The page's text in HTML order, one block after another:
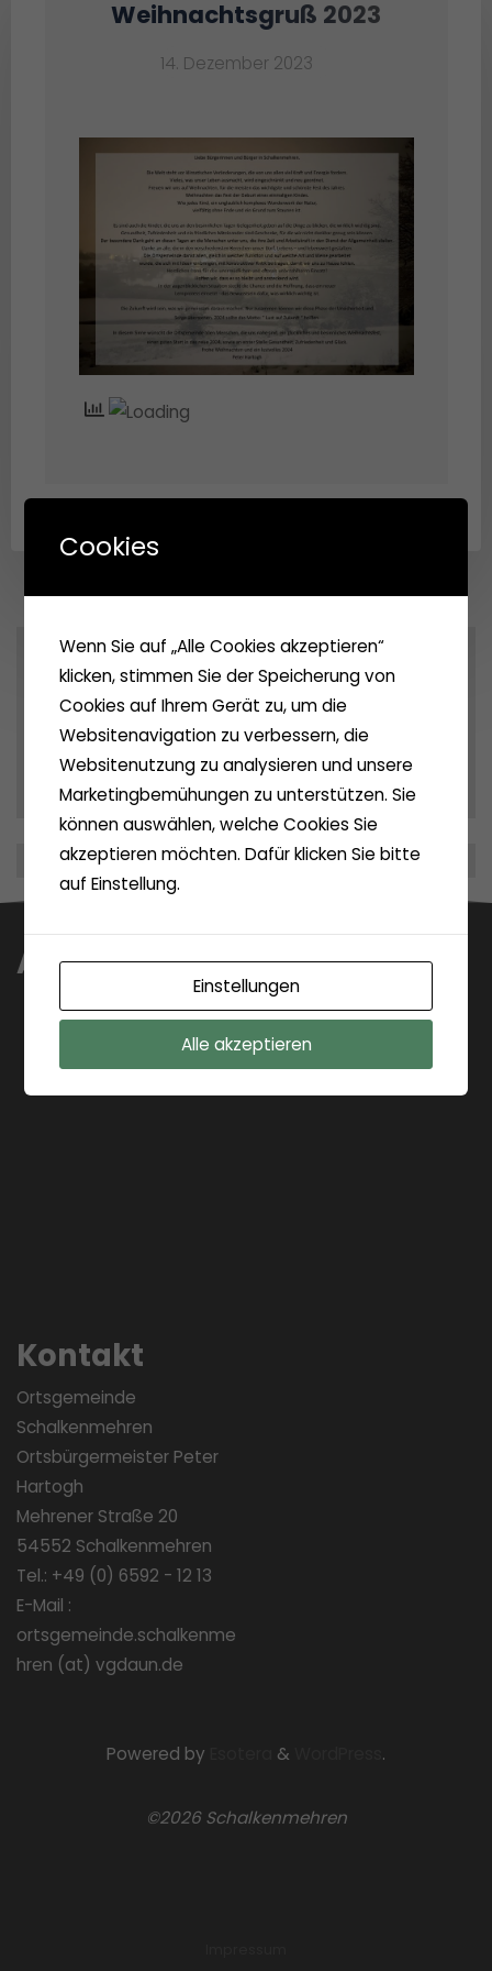
Weihnachtsgruß 2023
14. Dezember 2023
Archives
Anfahrt
Kontakt
Ortsgemeinde
Schalkenmehren
Ortsbürgermeister Peter
Hartogh
Mehrener Straße 20
54552 Schalkenmehren
Tel.: +49 (0) 6592 - 12 13
E-Mail :
ortsgemeinde.schalkenme
hren (at) vgdaun.de
Powered by & .
©2026 Schalkenmehren
Cookies
Wenn Sie auf „Alle Cookies akzeptieren“
klicken, stimmen Sie der Speicherung von
Cookies auf Ihrem Gerät zu, um die
Websitenavigation zu verbessern, die
Websitenutzung zu analysieren und unsere
Marketingbemühungen zu unterstützen. Sie
können auswählen, welche Cookies Sie
akzeptieren möchten. Dafür klicken Sie bitte
auf Einstellung.
Einstellungen
Alle akzeptieren